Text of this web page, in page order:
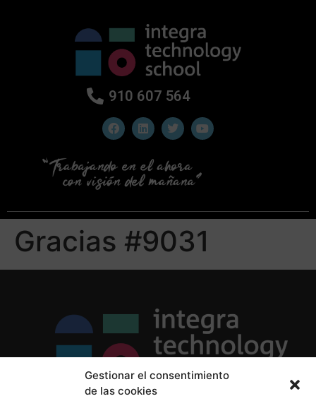
Gestionar el consentimiento
de las cookies
910 607 564
Gracias #9031